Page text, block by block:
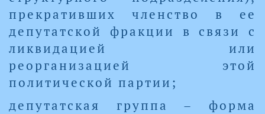
прекративших членство в ее
депутатской фракции в связи с
ликвидацией или
реорганизацией этой
политической партии;
депутатская группа – форма